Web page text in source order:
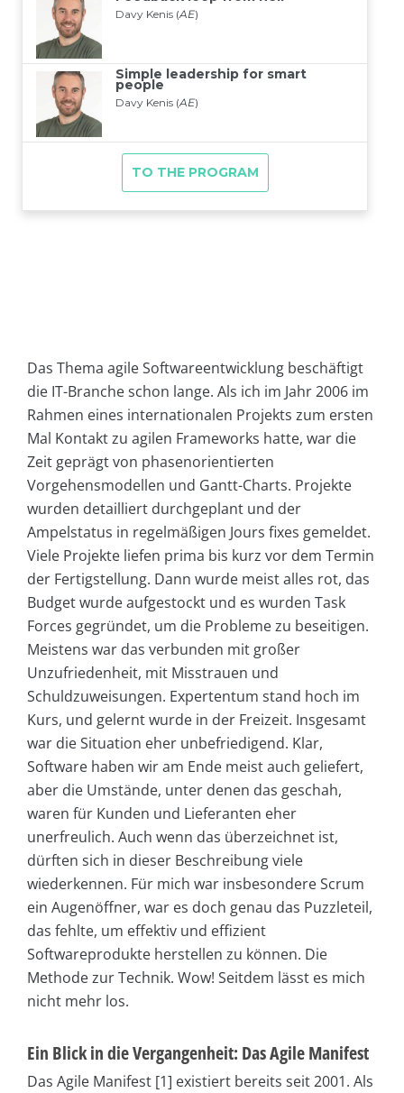
Das Thema agile Softwareentwicklung beschäftigt
die IT-Branche schon lange. Als ich im Jahr 2006 im
Rahmen eines internationalen Projekts zum ersten
Mal Kontakt zu agilen Frameworks hatte, war die
Zeit geprägt von phasenorientierten
Vorgehensmodellen und Gantt-Charts. Projekte
wurden detailliert durchgeplant und der
Ampelstatus in regelmäßigen Jours fixes gemeldet.
Viele Projekte liefen prima bis kurz vor dem Termin
der Fertigstellung. Dann wurde meist alles rot, das
Budget wurde aufgestockt und es wurden Task
Forces gegründet, um die Probleme zu beseitigen.
Meistens war das verbunden mit großer
Unzufriedenheit, mit Misstrauen und
Schuldzuweisungen. Expertentum stand hoch im
Kurs, und gelernt wurde in der Freizeit. Insgesamt
war die Situation eher unbefriedigend. Klar,
Software haben wir am Ende meist auch geliefert,
aber die Umstände, unter denen das geschah,
waren für Kunden und Lieferanten eher
unerfreulich. Auch wenn das überzeichnet ist,
dürften sich in dieser Beschreibung viele
wiederkennen. Für mich war insbesondere Scrum
ein Augenöffner, war es doch genau das Puzzleteil,
das fehlte, um effektiv und effizient
Softwareprodukte herstellen zu können. Die
Methode zur Technik. Wow! Seitdem lässt es mich
nicht mehr los.
Ein Blick in die Vergangenheit: Das Agile Manifest
Das Agile Manifest [1] existiert bereits seit 2001. Als